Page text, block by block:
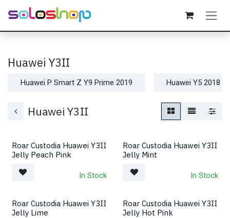
Passa al contenuto
Huawei Y3II
Huawei P Smart Z Y9 Prime 2019 Huawei Y5 2018
Huawei Y3II
Roar Custodia Huawei Y3II
Jelly Peach Pink
In Stock
Roar Custodia Huawei Y3II
Jelly Mint
In Stock
Roar Custodia Huawei Y3II
Jelly Lime
Roar Custodia Huawei Y3II
Jelly Hot Pink